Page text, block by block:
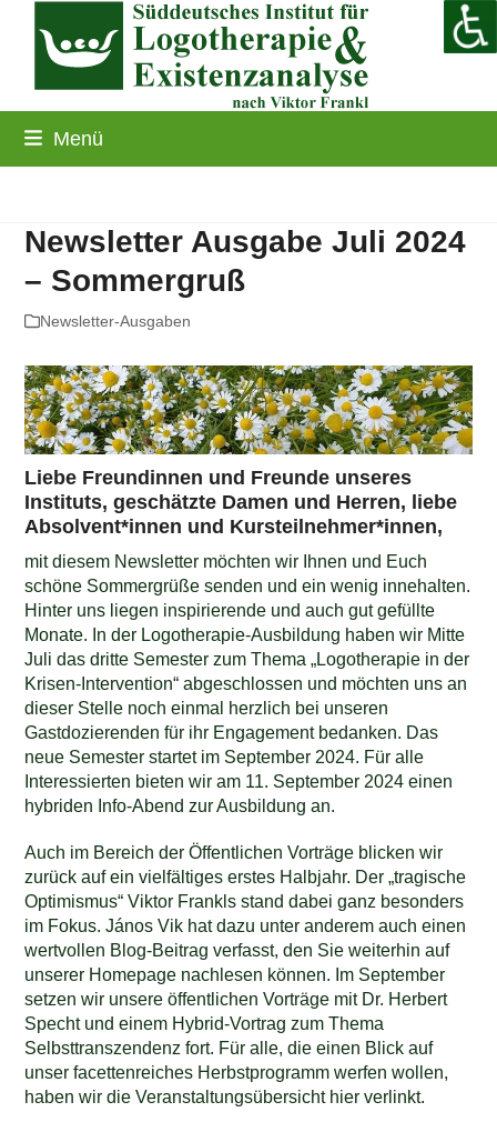
content
Menü
Newsletter Ausgabe Juli 2024
– Sommergruß
Newsletter-Ausgaben
Liebe Freundinnen und Freunde unseres
Instituts, geschätzte Damen und Herren, liebe
Absolvent*innen und Kursteilnehmer*innen,
mit diesem Newsletter möchten wir Ihnen und Euch
schöne Sommergrüße senden und ein wenig innehalten.
Hinter uns liegen inspirierende und auch gut gefüllte
Monate. In der Logotherapie-Ausbildung haben wir Mitte
Juli das dritte Semester zum Thema „Logotherapie in der
Krisen-Intervention“ abgeschlossen und möchten uns an
dieser Stelle noch einmal herzlich bei unseren
Gastdozierenden für ihr Engagement bedanken. Das
neue Semester startet im September 2024. Für alle
Interessierten bieten wir am 11. September 2024 einen
hybriden Info-Abend zur Ausbildung an.
Auch im Bereich der Öffentlichen Vorträge blicken wir
zurück auf ein vielfältiges erstes Halbjahr. Der „tragische
Optimismus“ Viktor Frankls stand dabei ganz besonders
im Fokus. János Vik hat dazu unter anderem auch einen
wertvollen Blog-Beitrag verfasst, den Sie weiterhin auf
unserer Homepage nachlesen können. Im September
setzen wir unsere öffentlichen Vorträge mit Dr. Herbert
Specht und einem Hybrid-Vortrag zum Thema
Selbsttranszendenz fort. Für alle, die einen Blick auf
unser facettenreiches Herbstprogramm werfen wollen,
haben wir die Veranstaltungsübersicht hier verlinkt.